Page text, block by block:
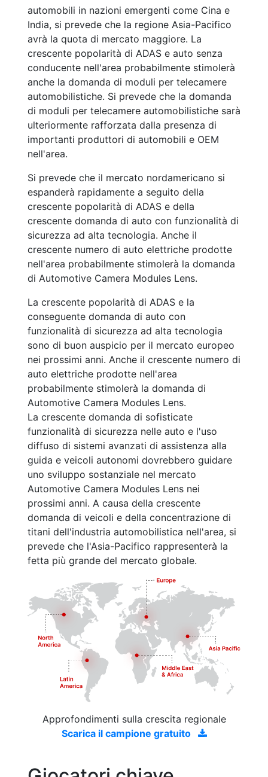
automobili in nazioni emergenti come Cina e
India, si prevede che la regione Asia-Pacifico
avrà la quota di mercato maggiore. La
crescente popolarità di ADAS e auto senza
conducente nell'area probabilmente stimolerà
anche la domanda di moduli per telecamere
automobilistiche. Si prevede che la domanda
di moduli per telecamere automobilistiche sarà
ulteriormente rafforzata dalla presenza di
importanti produttori di automobili e OEM
nell'area.
Si prevede che il mercato nordamericano si
espanderà rapidamente a seguito della
crescente popolarità di ADAS e della
crescente domanda di auto con funzionalità di
sicurezza ad alta tecnologia. Anche il
crescente numero di auto elettriche prodotte
nell'area probabilmente stimolerà la domanda
di Automotive Camera Modules Lens.
La crescente popolarità di ADAS e la
conseguente domanda di auto con
funzionalità di sicurezza ad alta tecnologia
sono di buon auspicio per il mercato europeo
nei prossimi anni. Anche il crescente numero di
auto elettriche prodotte nell'area
probabilmente stimolerà la domanda di
Automotive Camera Modules Lens.
La crescente domanda di sofisticate
funzionalità di sicurezza nelle auto e l'uso
diffuso di sistemi avanzati di assistenza alla
guida e veicoli autonomi dovrebbero guidare
uno sviluppo sostanziale nel mercato
Automotive Camera Modules Lens nei
prossimi anni. A causa della crescente
domanda di veicoli e della concentrazione di
titani dell'industria automobilistica nell'area, si
prevede che l'Asia-Pacifico rappresenterà la
fetta più grande del mercato globale.
Approfondimenti sulla crescita regionale
Scarica il campione gratuito